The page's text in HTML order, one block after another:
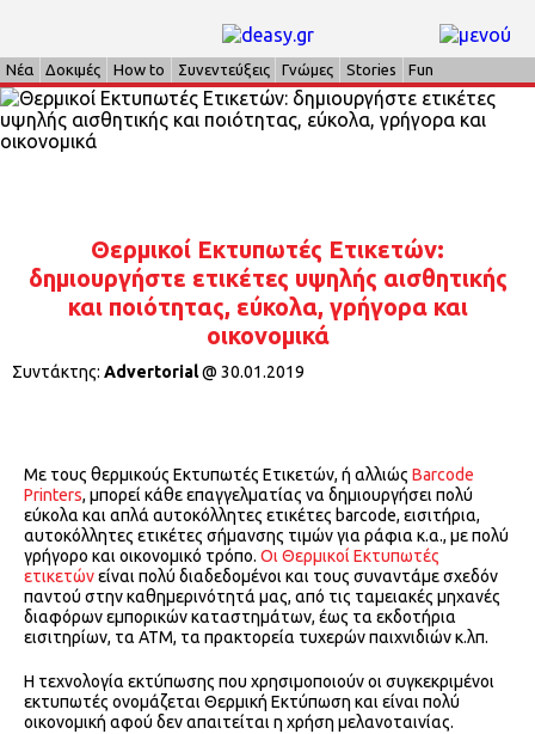
Νέα Δοκιμές How to Συνεντεύξεις Γνώμες Stories Fun
Θερμικοί Εκτυπωτές Ετικετών:
δημιουργήστε ετικέτες υψηλής αισθητικής
και ποιότητας, εύκολα, γρήγορα και
οικονομικά
Συντάκτης: Advertorial@ 30.01.2019
Με τους θερμικούς Εκτυπωτές Ετικετών, ή αλλιώς Barcode
Printers, μπορεί κάθε επαγγελματίας να δημιουργήσει πολύ
εύκολα και απλά αυτοκόλλητες ετικέτες barcode, εισιτήρια,
αυτοκόλλητες ετικέτες σήμανσης τιμών για ράφια κ.α., με πολύ
γρήγορο και οικονομικό τρόπο. Οι Θερμικοί Εκτυπωτές
ετικετώνείναι πολύ διαδεδομένοι και τους συναντάμε σχεδόν
παντού στην καθημερινότητά μας, από τις ταμειακές μηχανές
διαφόρων εμπορικών καταστημάτων, έως τα εκδοτήρια
εισιτηρίων, τα ATM, τα πρακτορεία τυχερών παιχνιδιών κ.λπ.
Η τεχνολογία εκτύπωσης που χρησιμοποιούν οι συγκεκριμένοι
εκτυπωτές ονομάζεται Θερμική Εκτύπωση και είναι πολύ
οικονομική αφού δεν απαιτείται η χρήση μελανοταινίας.